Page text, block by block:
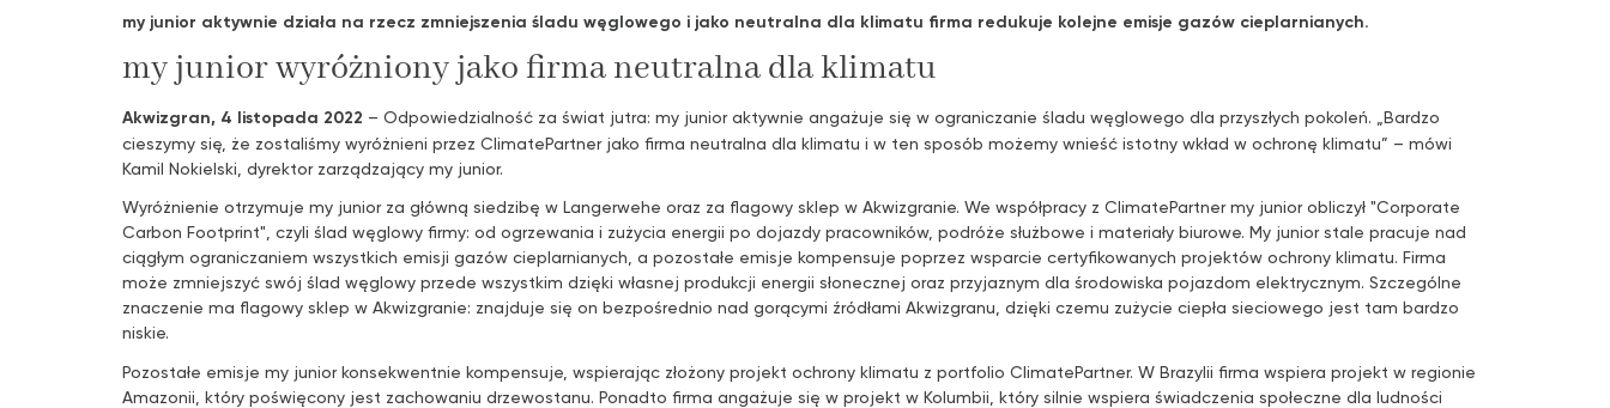
my junior aktywnie działa na rzecz zmniejszenia śladu węglowego i jako neutralna dla klimatu firma redukuje kolejne emisje gazów cieplarnianych.
my junior wyróżniony jako firma neutralna dla klimatu
Akwizgran, 4 listopada 2022 – Odpowiedzialność za świat jutra: my junior aktywnie angażuje się w ograniczanie śladu węglowego dla przyszłych pokoleń. „Bardzo
cieszymy się, że zostaliśmy wyróżnieni przez ClimatePartner jako firma neutralna dla klimatu i w ten sposób możemy wnieść istotny wkład w ochronę klimatu” – mówi
Kamil Nokielski, dyrektor zarządzający my junior.
Wyróżnienie otrzymuje my junior za główną siedzibę w Langerwehe oraz za flagowy sklep w Akwizgranie. We współpracy z ClimatePartner my junior obliczył "Corporate
Carbon Footprint", czyli ślad węglowy firmy: od ogrzewania i zużycia energii po dojazdy pracowników, podróże służbowe i materiały biurowe. My junior stale pracuje nad
ciągłym ograniczaniem wszystkich emisji gazów cieplarnianych, a pozostałe emisje kompensuje poprzez wsparcie certyfikowanych projektów ochrony klimatu. Firma
może zmniejszyć swój ślad węglowy przede wszystkim dzięki własnej produkcji energii słonecznej oraz przyjaznym dla środowiska pojazdom elektrycznym. Szczególne
znaczenie ma flagowy sklep w Akwizgranie: znajduje się on bezpośrednio nad gorącymi źródłami Akwizgranu, dzięki czemu zużycie ciepła sieciowego jest tam bardzo
niskie.
Pozostałe emisje my junior konsekwentnie kompensuje, wspierając złożony projekt ochrony klimatu z portfolio ClimatePartner. W Brazylii firma wspiera projekt w regionie
Amazonii, który poświęcony jest zachowaniu drzewostanu. Ponadto firma angażuje się w projekt w Kolumbii, który silnie wspiera świadczenia społeczne dla ludności